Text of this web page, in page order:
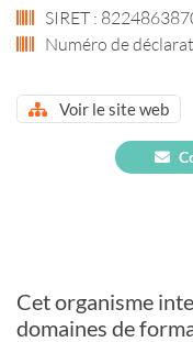
SIRET :
Numéro de
Voir le site web
Cet organisme
domaines de